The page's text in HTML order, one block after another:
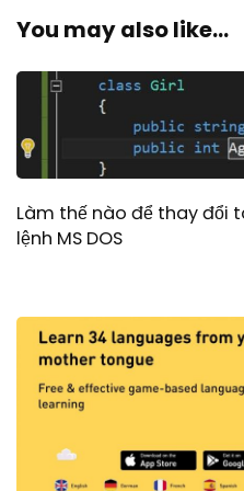
You may also like...
Làm thế nào để thay đổi
lệnh MS DOS